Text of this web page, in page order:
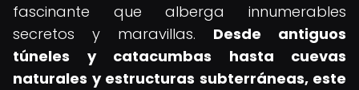
fascinante que alberga innumerables
secretos y maravillas. Desde antiguos
túneles y catacumbas hasta cuevas
naturales y estructuras subterráneas, este